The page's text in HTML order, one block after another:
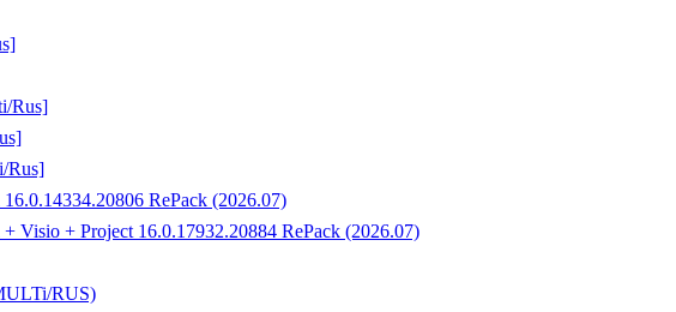
Rus]
Rus]
RePack (2026.07)
Visio + Project 16.0.17932.20884 RePack (2026.07)
RUS)